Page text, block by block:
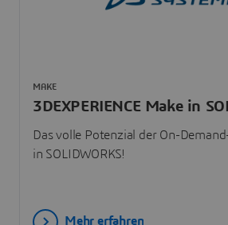
3DEXPERIENCE Make in
Das volle Potenzial der On-
in SOLIDWORKS!
MAKE
Mehr erfahren